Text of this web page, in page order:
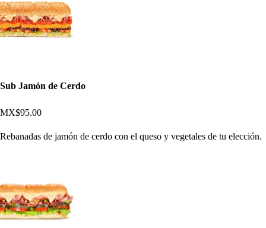
Sub Jamón de Cerdo
MX$95.00
Rebanadas de jamón de cerdo con el queso y vegetales de tu elección.